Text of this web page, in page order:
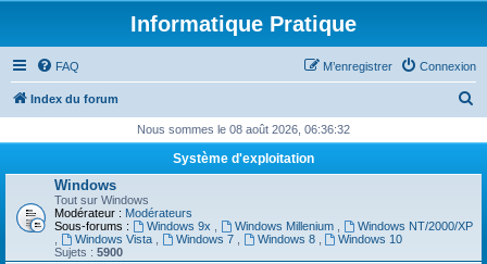
Informatique Pratique
FAQ Connexion
M’enregistrer
Index du forum
h
Nous sommes le 08 août 2026, 06:36:32
Système d'exploitation
Windows
Tout sur Windows
Modérateur : Modérateurs
Sous-forums :
Windows 9x Windows Millenium
Windows NT/2000/XP
Windows Vista Windows 7 Windows 8
Windows 10
Sujets : 5900